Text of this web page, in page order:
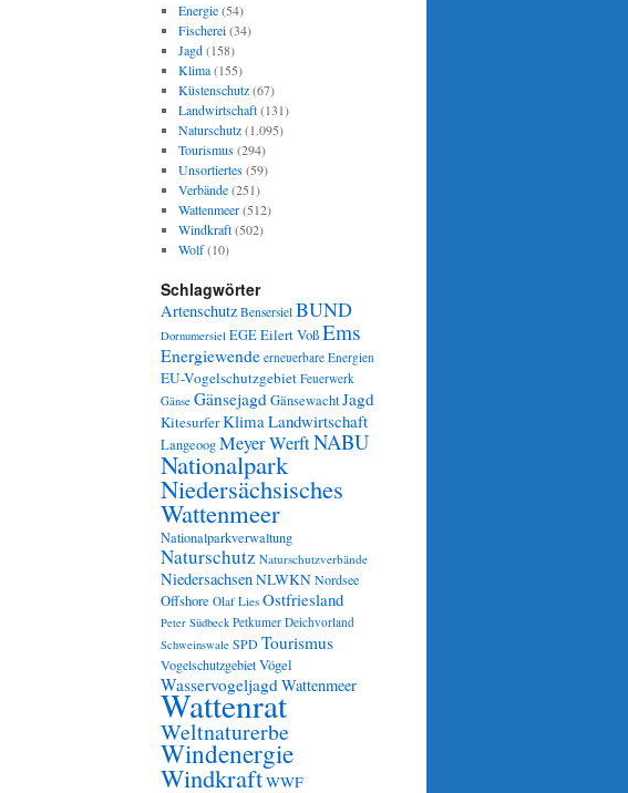
Energie(54)
Fischerei(34)
Jagd(158)
Klima(155)
Küstenschutz(67)
Landwirtschaft(131)
Naturschutz(1.095)
Tourismus(294)
Unsortiertes(59)
Verbände(251)
Wattenmeer(512)
Windkraft(502)
Wolf(10)
Schlagwörter
Artenschutz Bensersiel BUND
Dornumersiel EGEEilert VoßEms
Energiewende erneuerbare Energien
EU-Vogelschutzgebiet Feuerwerk
Gänse GänsejagdGänsewachtJagd
KitesurferKlimaLandwirtschaft
LangeoogMeyer WerftNABU
Nationalpark
Niedersächsisches
Wattenmeer
Nationalparkverwaltung
Naturschutz Naturschutzverbände
NiedersachsenNLWKNNordsee
Offshore Olaf Lies Ostfriesland
Peter Südbeck Petkumer Deichvorland
Schweinswale SPDTourismus
VogelschutzgebietVögel
WasservogeljagdWattenmeer
Wattenrat
Weltnaturerbe
Windenergie
WindkraftWWF